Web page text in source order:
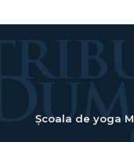
Școala de yoga